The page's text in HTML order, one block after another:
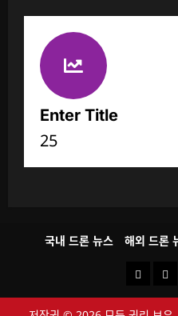
Enter Title
25
국내 드론 뉴스 해외 드론
국
내
해
외